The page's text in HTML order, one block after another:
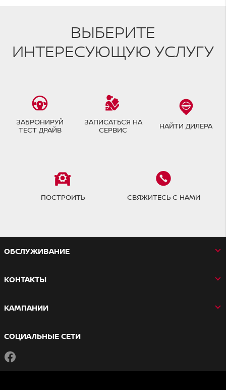
ВЫБЕРИТЕ
ИНТЕРЕСУЮЩУЮ УСЛУГУ
ЗАБРОНИРУЙ
ТЕСТ ДРАЙВ
ЗАПИСАТЬСЯ НА
СЕРВИС
НАЙТИ ДИЛЕРА
ПОСТРОИТЬ СВЯЖИТЕСЬ С НАМИ
OБСЛУЖИВАНИЕ
КОНТАКТЫ
КАМПАНИИ
СОЦИАЛЬНЫЕ СЕТИ